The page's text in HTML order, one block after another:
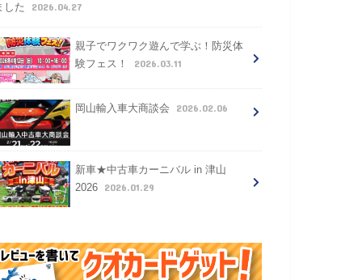
した
2026.04.27
親子でワクワク遊んで学ぶ！防災体
験フェス！
2026.03.11
岡山輸入車大商談会 2026.02.06
新車★中古車カーニバル in 津山
2026
2026.01.29